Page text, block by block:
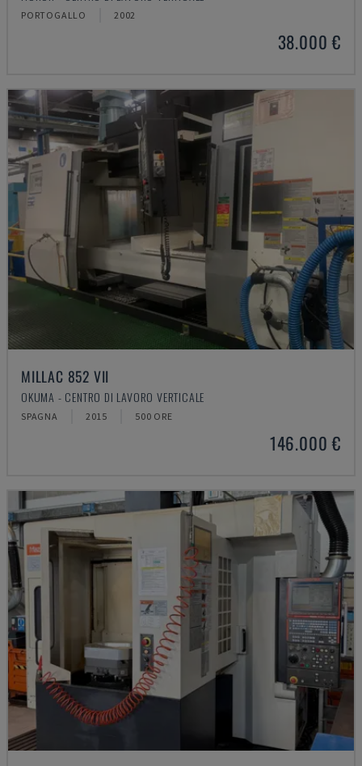
PORTOGALLO 2002
38.000 €
MILLAC 852 VII
OKUMA - CENTRO DI LAVORO VERTICALE
SPAGNA 2015 500 ORE
146.000 €